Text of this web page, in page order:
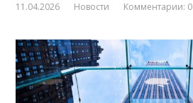
11.04.2026 Новости Комментарии: 0